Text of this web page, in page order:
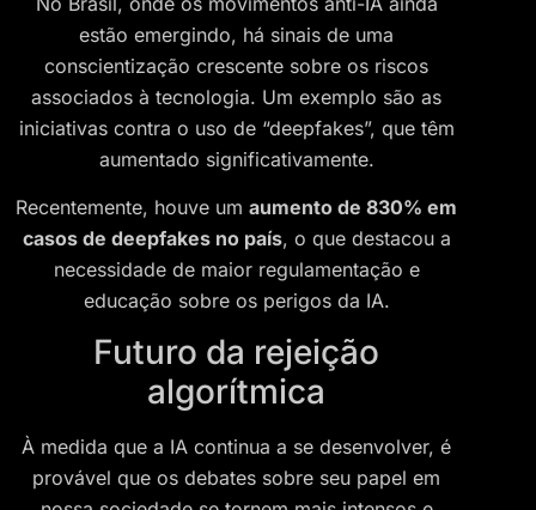
estão emergindo, há sinais de uma
conscientização crescente sobre os riscos
associados à tecnologia. Um exemplo são as
iniciativas contra o uso de “deepfakes”, que têm
aumentado significativamente.
Recentemente, houve um aumento de 830% em
casos de deepfakes no país, o que destacou a
necessidade de maior regulamentação e
educação sobre os perigos da IA.
Futuro da rejeição
algorítmica
À medida que a IA continua a se desenvolver, é
provável que os debates sobre seu papel em